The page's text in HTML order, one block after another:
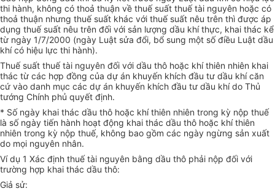
thi hành, không có thoả thuận về thuế suất thuế tài nguyên hoặc có
thoả thuận nhưng thuế suất khác với thuế suất nêu trên thì được áp
dụng thuế suất nêu trên đối với sản lượng dầu khí thực, khai thác kể
từ ngày 1/7/2000 (ngày Luật sửa đổi, bổ sung một số điều Luật dầu
khí có hiệu lực thi hành).
Thuế suất thuế tài nguyên đối với dầu thô hoặc khí thiên nhiên khai
thác từ các hợp đồng của dự án khuyến khích đầu tư dầu khí căn
cứ vào danh mục các dự án khuyến khích đầu tư dầu khí do Thủ
tướng Chính phủ quyết định.
* Số ngày khai thác dầu thô hoặc khí thiên nhiên trong kỳ nộp thuế
là số ngày tiến hành hoạt động khai thác dầu thô hoặc khí thiên
nhiên trong kỳ nộp thuế, không bao gồm các ngày ngừng sản xuất
do mọi nguyên nhân.
Ví dụ 1 Xác định thuế tài nguyên bằng dầu thô phải nộp đối với
trường hợp khai thác dầu thô:
Giả sử: